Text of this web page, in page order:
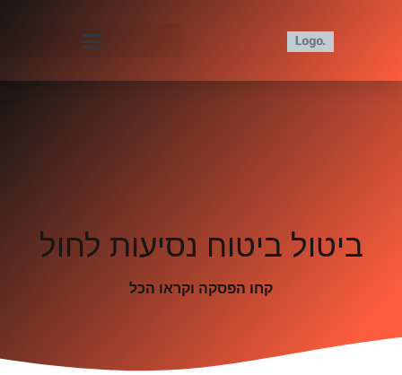
ביטול ביטוח נסיעות לחול
קחו הפסקה וקראו הכל